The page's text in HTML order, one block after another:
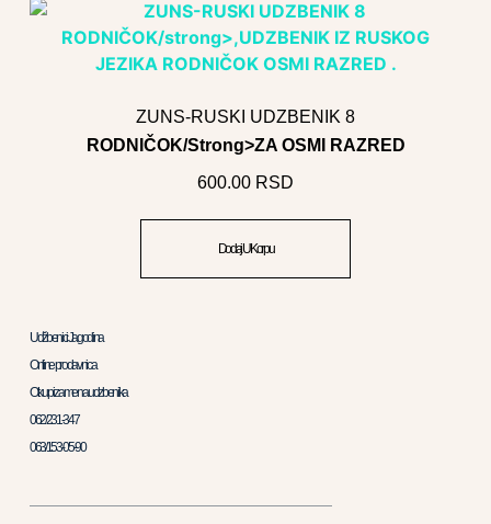
ZUNS-RUSKI UDZBENIK 8
RODNIČOK/strong>ZA OSMI RAZRED
600.00 RSD
Dodaj U Korpu
Udžbenici Jagodina
Online prodavnica
Otkup i zamena udzbenika
062/231-347
063/153-05-90